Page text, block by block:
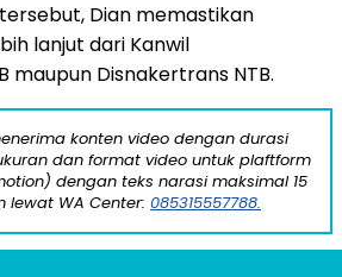
Dian memastikan
lanjut dari Kanwil
maupun Disnakertrans NTB.
konten video dengan durasi
dan format video untuk plaftform
dengan teks narasi maksimal 15
lewat WA Center: 085315557788.